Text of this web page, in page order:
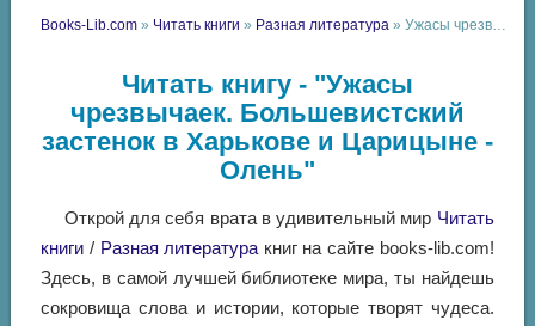
Books-Lib.com » Читать книги » Разная литература » Ужасы чрезвычаек. Большевистский застенок в Харькове и Царицыне - Олень
Читать книгу - "Ужасы
чрезвычаек. Большевистский
застенок в Харькове и Царицыне -
Олень"
Открой для себя врата в удивительный мир Читать
книги / Разная литература книг на сайте books-lib.com!
Здесь, в самой лучшей библиотеке мира, ты найдешь
сокровища слова и истории, которые творят чудеса.